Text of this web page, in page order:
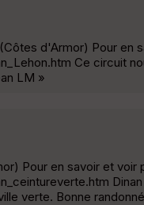
d'Armor) Pour en
Ce circuit
LM »
Pour en savoir et voir
verte. Bonne